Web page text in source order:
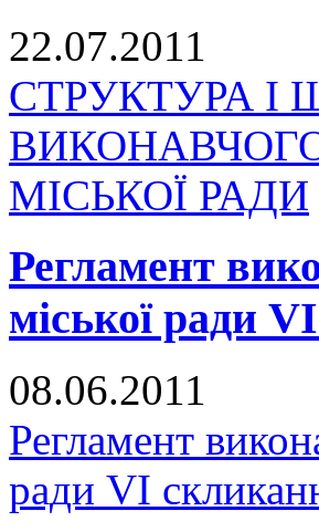
22.07.2011
СТРУКТУРА І
МІСЬКОЇ РАДИ
Регламент
міської ради
08.06.2011
Регламент
ради VI